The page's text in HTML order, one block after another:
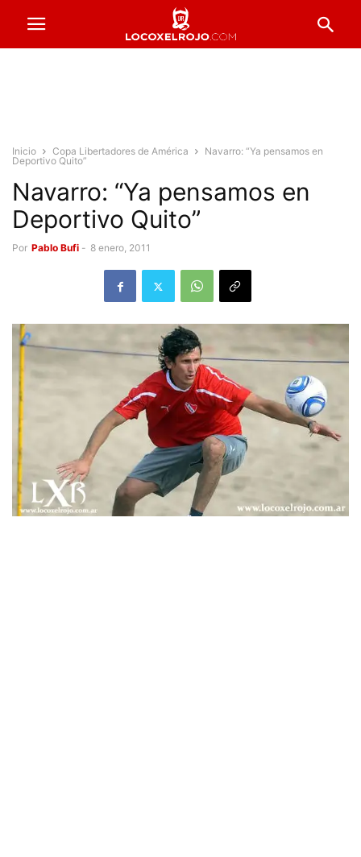
Inicio Copa Libertadores de América
Navarro: “Ya pensamos en
Deportivo Quito”
Navarro: “Ya pensamos en
Deportivo Quito”
Por Pablo Bufi - 8 enero, 2011